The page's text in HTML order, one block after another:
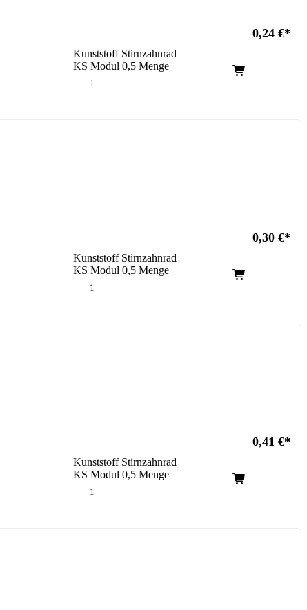
0,24 €
Kunststoff Stirnzahnrad
KS Modul 0,5 Menge
0,30 €
Kunststoff Stirnzahnrad
KS Modul 0,5 Menge
0,41 €
Kunststoff Stirnzahnrad
KS Modul 0,5 Menge